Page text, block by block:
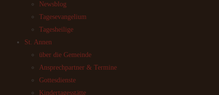
Newsblog
Tagesevangelium
Tagesheilige
St. Annen
über die Gemeinde
Ansprechpartner & Termine
Gottesdienste
Kindertagesstätte